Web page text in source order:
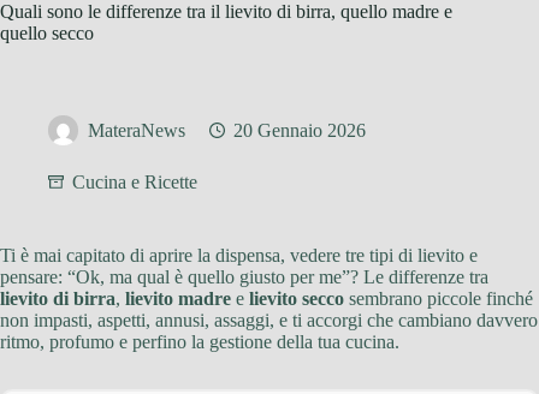
Quali sono le differenze tra il lievito di birra, quello madre e
quello secco
MateraNews 20 Gennaio 2026
Cucina e Ricette
Ti è mai capitato di aprire la dispensa, vedere tre tipi di lievito e
pensare: “Ok, ma qual è quello giusto per me”? Le differenze tra
lievito di birra, lievito madre e lievito secco sembrano piccole finché
non impasti, aspetti, annusi, assaggi, e ti accorgi che cambiano davvero
ritmo, profumo e perfino la gestione della tua cucina.